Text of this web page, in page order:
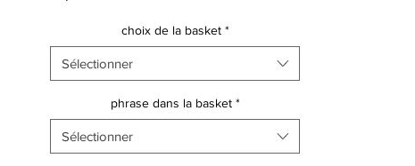
Au choix, chaussures avec des fleurs ou avec des crayons!
On adore : créer des looks coordonnés, parents/ enfants!!!
choix de la basket *
Sélectionner
phrase dans la basket *
Sélectionner